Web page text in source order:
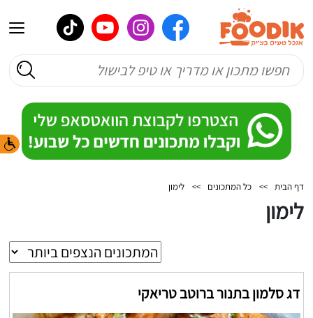
דף הבית >> כל המתכונים >> לימון
לימון
דג סלמון בתנור ברוטב טריאקי